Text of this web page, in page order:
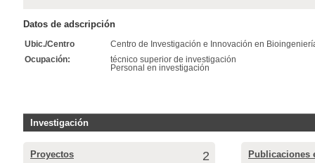
Datos de adscripción
Ubic./Centro
Centro de Investigación e Innovación en
Ocupación:
técnico superior de investigación
Personal en investigación
Investigación
Proyectos 2 Publicaciones